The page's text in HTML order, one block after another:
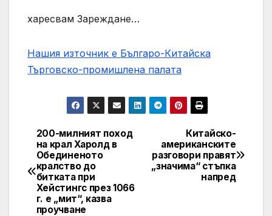
харесвам Зареждане…
Нашия източник е Българо-Китайска
Търговско-промишлена палaта
Post
navigation
Китайско-
американските
разговори правят
„значима“ стъпка
напред
200-милният поход
на крал Харолд в
Обединеното
кралство до
битката при
Хейстингс през 1066
г. е „мит“, казва
проучване